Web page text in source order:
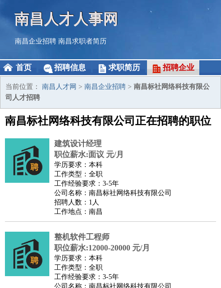
南昌人才人事网
南昌企业招聘 南昌求职者简历
首页 招聘信息 求职简历 招聘企业
当前位置： 南昌人才网 > 南昌企业招聘 > 南昌标社网络科技有限公
司人才招聘
南昌标社网络科技有限公司正在招聘的职位
建筑设计经理
职位薪水:面议 元/月
学历要求：本科
工作类型：全职
工作经验要求：3-5年
公司名称：南昌标社网络科技有限公司
招聘人数：1人
工作地点：南昌
整机软件工程师
职位薪水:12000-20000 元/月
学历要求：本科
工作类型：全职
工作经验要求：3-5年
公司名称：南昌标社网络科技有限公司